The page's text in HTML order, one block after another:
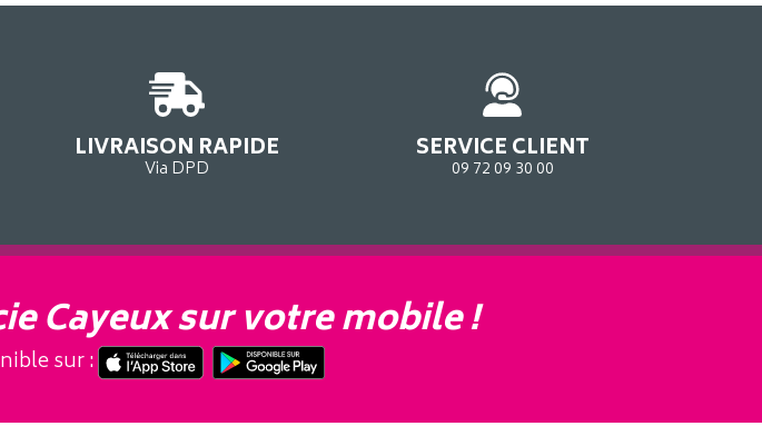
LIVRAISON RAPIDE
Via DPD
SERVICE CLIENT
09 72 09 30 00
Cayeux sur votre mobile !
sur :